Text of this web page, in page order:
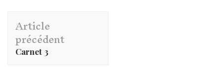
Navigation
d'article
Article
précédent
Carnet 3